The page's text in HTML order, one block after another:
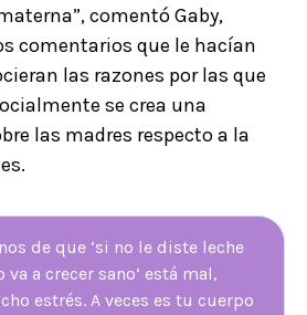
comentó Gaby,
comentarios que le hacían
las razones por las que
se crea una
las madres respecto a la
de que ‘si no le diste leche
a crecer sano’ está mal,
estrés. A veces es tu cuerpo